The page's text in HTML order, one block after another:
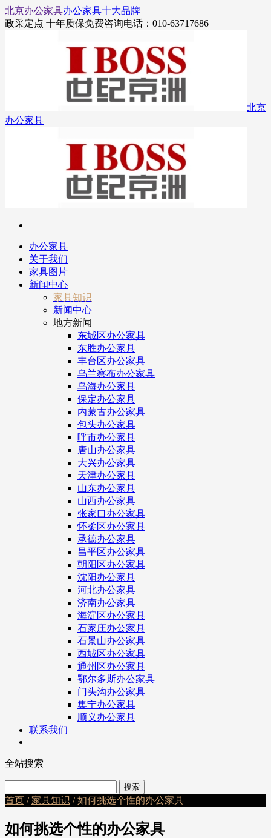
北京办公家具办公家具十大品牌
政采定点 十年质保免费咨询电话：010-63717686
北京
办公家具
办公家具
关于我们
家具图片
新闻中心
家具知识
新闻中心
地方新闻
东城区办公家具
东胜办公家具
丰台区办公家具
乌兰察布办公家具
乌海办公家具
保定办公家具
内蒙古办公家具
包头办公家具
呼市办公家具
唐山办公家具
大兴办公家具
天津办公家具
山东办公家具
山西办公家具
张家口办公家具
怀柔区办公家具
承德办公家具
昌平区办公家具
朝阳区办公家具
沈阳办公家具
河北办公家具
济南办公家具
海淀区办公家具
石家庄办公家具
石景山办公家具
西城区办公家具
通州区办公家具
鄂尔多斯办公家具
门头沟办公家具
集宁办公家具
顺义办公家具
联系我们
全站搜索
首页 /家具知识 / 如何挑选个性的办公家具
如何挑选个性的办公家具